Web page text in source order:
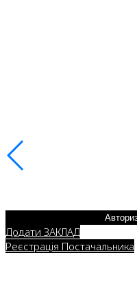
Додати ЗАКЛАД
Реєстрація Постачальника